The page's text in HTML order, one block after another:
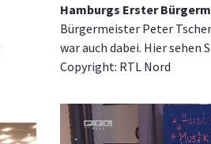
Hamburgs Erster
Bürgermeister Peter
war auch dabei. Hier sehen
Copyright: RTL Nord